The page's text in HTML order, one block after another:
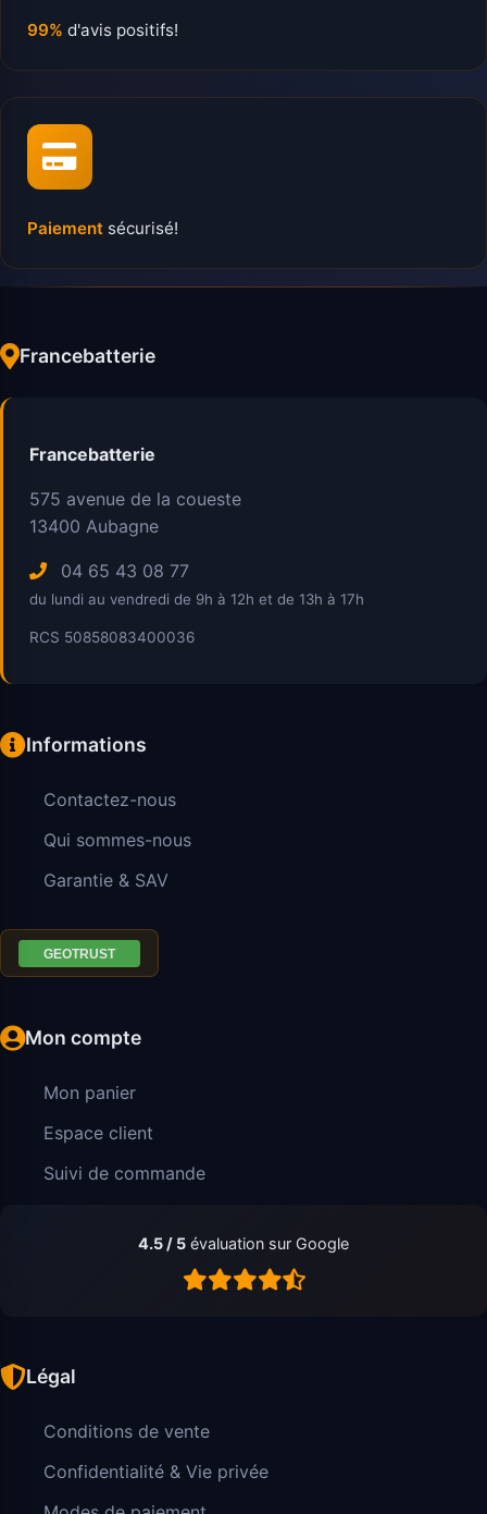
99% d'avis positifs!
Paiement sécurisé!
Francebatterie
Francebatterie
575 avenue de la coueste
13400 Aubagne
04 65 43 08 77
du lundi au vendredi de 9h à 12h et de 13h à 17h
RCS 50858083400036
Informations
Contactez-nous
Qui sommes-nous
Garantie & SAV
Mon compte
Mon panier
Espace client
Suivi de commande
4.5 / 5 évaluation sur Google
Légal
Conditions de vente
Confidentialité & Vie privée